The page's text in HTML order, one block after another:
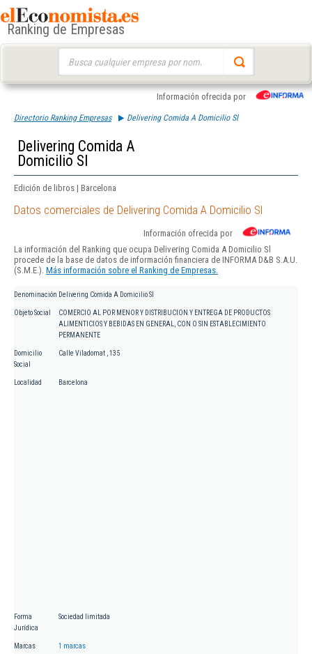
Ranking de Empresas
Información ofrecida por
Directorio Ranking Empresas Delivering Comida A Domicilio Sl
Delivering Comida A
Domicilio Sl
Edición de libros | Barcelona
Datos comerciales de Delivering Comida A Domicilio Sl
Información ofrecida por
La información del Ranking que ocupa Delivering Comida A Domicilio Sl
procede de la base de datos de información financiera de INFORMA D&B S.A.U.
(S.M.E.). Más información sobre el Ranking de Empresas.
Denominación Delivering Comida A Domicilio Sl
Objeto Social
COMERCIO AL POR MENOR Y DISTRIBUCION Y ENTREGA DE PRODUCTOS
ALIMENTICIOS Y BEBIDAS EN GENERAL, CON O SIN ESTABLECIMIENTO
PERMANENTE
Domicilio
Social
Calle Viladomat , 135
Localidad Barcelona
Forma
Jurídica
Sociedad limitada
Marcas 1 marcas